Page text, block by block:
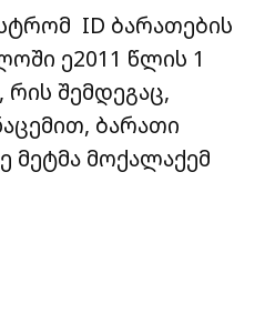
ID ბარათების
ე2011 წლის 1
რის შემდეგაც,
ბარათი
მეტმა მოქალაქემ